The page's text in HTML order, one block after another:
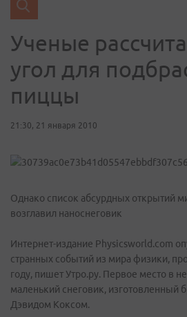
Ученые
угол для
пиццы
21:30, 21 января 2010
Однако список абсурдных открытий
возглавил наноснеговик
Интернет-издание Physicsworld.com
странных событий из мира физики,
году, пишет Утро.ру. Первое место в
маленький снеговик, изготовленный
Дэвидом Коксом.